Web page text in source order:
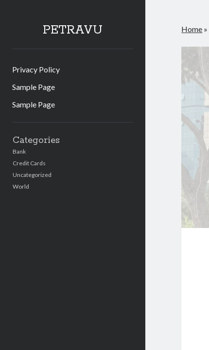
PETRAVU
Privacy Policy
Sample Page
Sample Page
Categories
Bank
Credit Cards
Uncategorized
World
Home »